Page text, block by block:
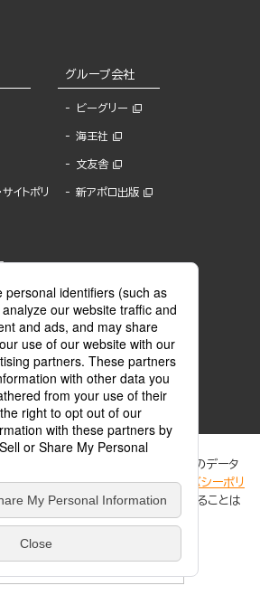
イトポリ
グループ会社
ビーグリー
海王社
文友舎
新アポロ出版
子書籍配信サービスが、著作権者からコンテンツ使用許諾を
ことを示す登録商標(登録番号 第6091713号)です。
掲示しているサービスの一覧はこちら。
では、利便性向上のためにCookie等のデータ
Cookieについての詳細は、「プライバシーポリ
サイトでは、訪問者の個人情報を追跡することは